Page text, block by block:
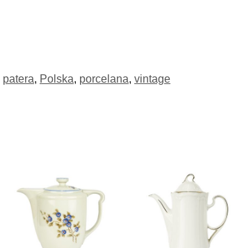
patera, Polska, porcelana, vintage